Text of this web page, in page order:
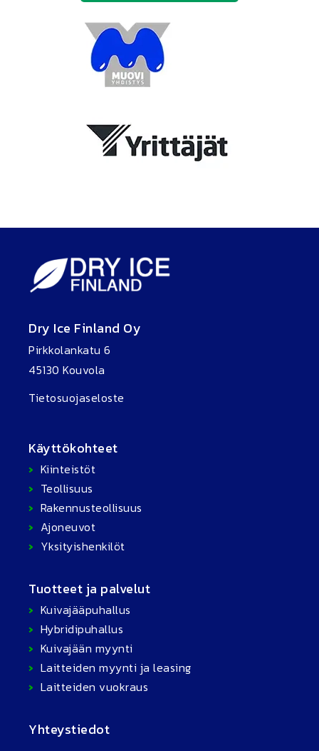
Dry Ice Finland Oy
Pirkkolankatu 6
45130 Kouvola
Tietosuojaseloste
Käyttökohteet
Kiinteistöt
Teollisuus
Rakennusteollisuus
Ajoneuvot
Yksityishenkilöt
Tuotteet ja palvelut
Kuivajääpuhallus
Hybridipuhallus
Kuivajään myynti
Laitteiden myynti ja leasing
Laitteiden vuokraus
Yhteystiedot